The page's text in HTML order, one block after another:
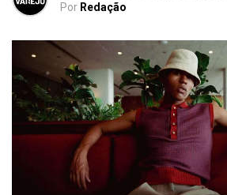
Por Redação